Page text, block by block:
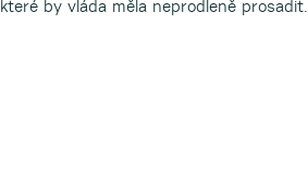
které by vláda měla neprodleně prosadit.